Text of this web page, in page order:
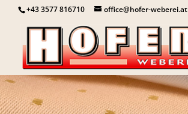
+43 3577 816710 office@hofer-weberei.at